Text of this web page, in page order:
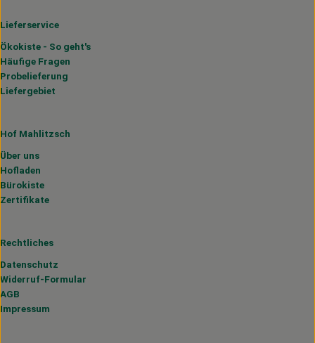
Lieferservice
Ökokiste - So geht's
Häufige Fragen
Probelieferung
Liefergebiet
Hof Mahlitzsch
Über uns
Hofladen
Bürokiste
Zertifikate
Rechtliches
Datenschutz
Widerruf-Formular
AGB
Impressum